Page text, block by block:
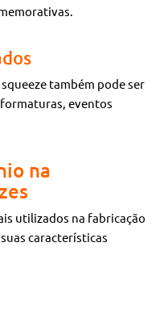
também pode ser
eventos
na
utilizados na fabricação
características